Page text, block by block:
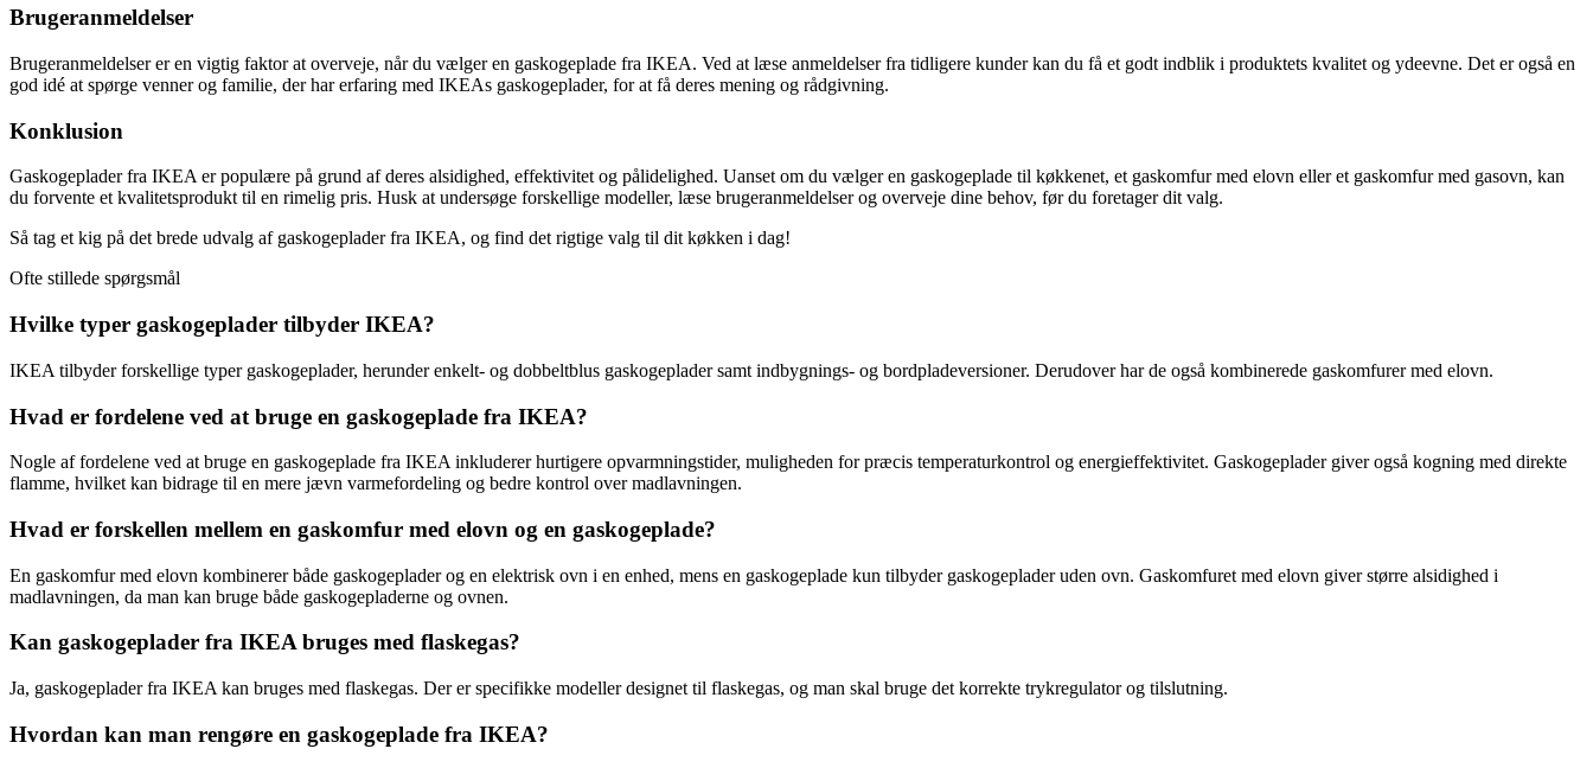
Brugeranmeldelser
Brugeranmeldelser er en vigtig faktor at overveje, når du vælger en gaskogeplade fra IKEA. Ved at læse anmeldelser fra tidligere kunder kan du få et godt indblik i produktets kvalitet og ydeevne. Det er også en
god idé at spørge venner og familie, der har erfaring med IKEAs gaskogeplader, for at få deres mening og rådgivning.
Konklusion
Gaskogeplader fra IKEA er populære på grund af deres alsidighed, effektivitet og pålidelighed. Uanset om du vælger en gaskogeplade til køkkenet, et gaskomfur med elovn eller et gaskomfur med gasovn, kan
du forvente et kvalitetsprodukt til en rimelig pris. Husk at undersøge forskellige modeller, læse brugeranmeldelser og overveje dine behov, før du foretager dit valg.
Så tag et kig på det brede udvalg af gaskogeplader fra IKEA, og find det rigtige valg til dit køkken i dag!
Ofte stillede spørgsmål
Hvilke typer gaskogeplader tilbyder IKEA?
IKEA tilbyder forskellige typer gaskogeplader, herunder enkelt- og dobbeltblus gaskogeplader samt indbygnings- og bordpladeversioner. Derudover har de også kombinerede gaskomfurer med elovn.
Hvad er fordelene ved at bruge en gaskogeplade fra IKEA?
Nogle af fordelene ved at bruge en gaskogeplade fra IKEA inkluderer hurtigere opvarmningstider, muligheden for præcis temperaturkontrol og energieffektivitet. Gaskogeplader giver også kogning med direkte
flamme, hvilket kan bidrage til en mere jævn varmefordeling og bedre kontrol over madlavningen.
Hvad er forskellen mellem en gaskomfur med elovn og en gaskogeplade?
En gaskomfur med elovn kombinerer både gaskogeplader og en elektrisk ovn i en enhed, mens en gaskogeplade kun tilbyder gaskogeplader uden ovn. Gaskomfuret med elovn giver større alsidighed i
madlavningen, da man kan bruge både gaskogepladerne og ovnen.
Kan gaskogeplader fra IKEA bruges med flaskegas?
Ja, gaskogeplader fra IKEA kan bruges med flaskegas. Der er specifikke modeller designet til flaskegas, og man skal bruge det korrekte trykregulator og tilslutning.
Hvordan kan man rengøre en gaskogeplade fra IKEA?